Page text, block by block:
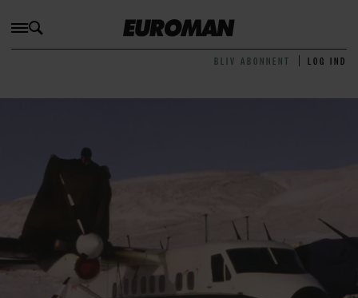
BLIV ABONNENT LOG IND